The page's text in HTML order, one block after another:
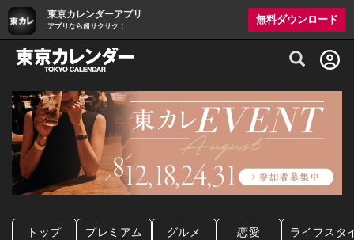
東京カレンダーアプリ
アプリなら超サクサク！
無料ダウンロード
グルメ情報・プレミアムレストラン予約
トップ プレミアム グルメ 恋愛 ライフスタ